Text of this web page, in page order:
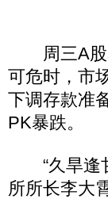
周三A股
可危时，市
下调存款准
PK暴跌。
“久旱逢甘
所所长李大